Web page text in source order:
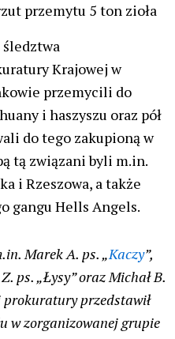
przemytu 5 ton zioła
Krajowej w
przemycili do
i haszyszu oraz pół
do tego zakupioną w
tą związani byli m.in.
i Rzeszowa, a także
gangu Hells Angels.
Marek A. ps. „Kaczy”,
ps. „Łysy” oraz Michał B.
prokuratury przedstawił
w zorganizowanej grupie